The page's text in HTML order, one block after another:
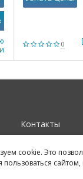
cookie. Это
0
Контакты
Соглашение